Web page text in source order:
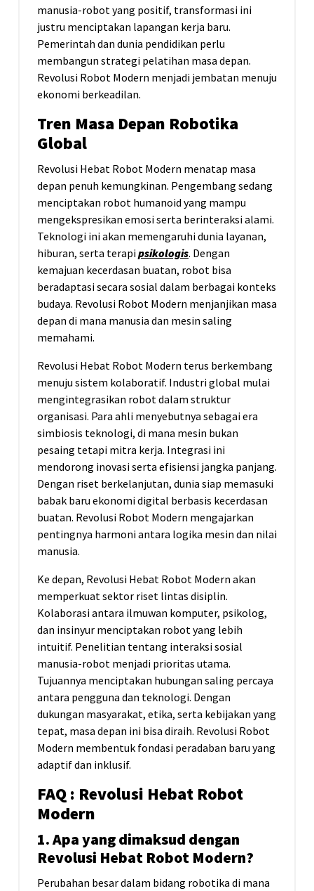
manusia-robot yang positif, transformasi ini
justru menciptakan lapangan kerja baru.
Pemerintah dan dunia pendidikan perlu
membangun strategi pelatihan masa depan.
Revolusi Robot Modern menjadi jembatan menuju
ekonomi berkeadilan.
Tren Masa Depan Robotika
Global
Revolusi Hebat Robot Modern menatap masa
depan penuh kemungkinan. Pengembang sedang
menciptakan robot humanoid yang mampu
mengekspresikan emosi serta berinteraksi alami.
Teknologi ini akan memengaruhi dunia layanan,
hiburan, serta terapipsikologis. Dengan
kemajuan kecerdasan buatan, robot bisa
beradaptasi secara sosial dalam berbagai konteks
budaya. Revolusi Robot Modern menjanjikan masa
depan di mana manusia dan mesin saling
memahami.
Revolusi Hebat Robot Modern terus berkembang
menuju sistem kolaboratif. Industri global mulai
mengintegrasikan robot dalam struktur
organisasi. Para ahli menyebutnya sebagai era
simbiosis teknologi, di mana mesin bukan
pesaing tetapi mitra kerja. Integrasi ini
mendorong inovasi serta efisiensi jangka panjang.
Dengan riset berkelanjutan, dunia siap memasuki
babak baru ekonomi digital berbasis kecerdasan
buatan. Revolusi Robot Modern mengajarkan
pentingnya harmoni antara logika mesin dan nilai
manusia.
Ke depan, Revolusi Hebat Robot Modern akan
memperkuat sektor riset lintas disiplin.
Kolaborasi antara ilmuwan komputer, psikolog,
dan insinyur menciptakan robot yang lebih
intuitif. Penelitian tentang interaksi sosial
manusia-robot menjadi prioritas utama.
Tujuannya menciptakan hubungan saling percaya
antara pengguna dan teknologi. Dengan
dukungan masyarakat, etika, serta kebijakan yang
tepat, masa depan ini bisa diraih. Revolusi Robot
Modern membentuk fondasi peradaban baru yang
adaptif dan inklusif.
FAQ : Revolusi Hebat Robot
Modern
1. Apa yang dimaksud dengan
Revolusi Hebat Robot Modern?
Perubahan besar dalam bidang robotika di mana